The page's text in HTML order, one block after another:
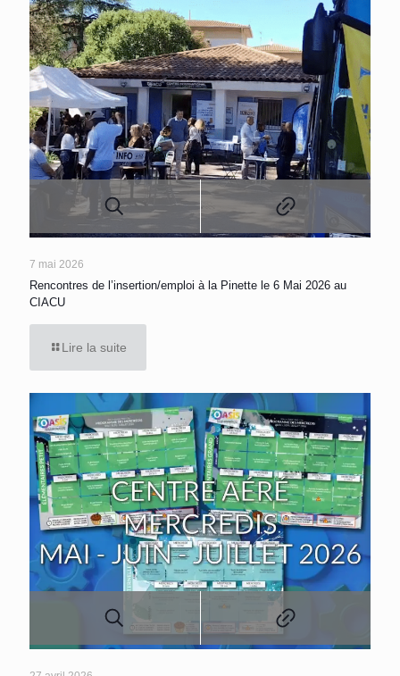
7 mai 2026
Rencontres de l’insertion/emploi à la Pinette le 6 Mai 2026 au
CIACU
Lire la suite